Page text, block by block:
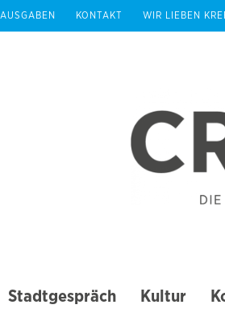
AUSGABEN KONTAKT WIR LIEBEN
Stadtgespräch Kultur